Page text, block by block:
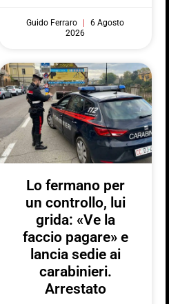
Guido Ferraro
6 Agosto
2026
Lo fermano per
un controllo, lui
grida: «Ve la
faccio pagare» e
lancia sedie ai
carabinieri.
Arrestato